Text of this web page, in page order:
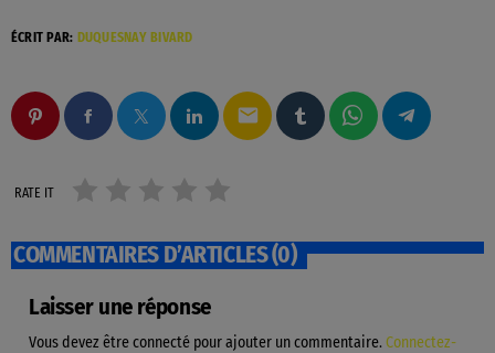
ÉCRIT PAR: DUQUESNAY BIVARD
email
RATE IT
COMMENTAIRES D’ARTICLES (0)
Laisser une réponse
Vous devez être connecté pour ajouter un commentaire. Connectez-